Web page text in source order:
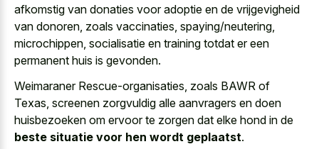
afkomstig van donaties voor adoptie en de vrijgevigheid
van donoren, zoals vaccinaties, spaying/neutering,
microchippen, socialisatie en training totdat er een
permanent huis is gevonden.
Weimaraner Rescue-organisaties, zoals BAWR of
Texas, screenen zorgvuldig alle aanvragers en doen
huisbezoeken om ervoor te zorgen dat elke hond in de
beste situatie voor hen wordt geplaatst.